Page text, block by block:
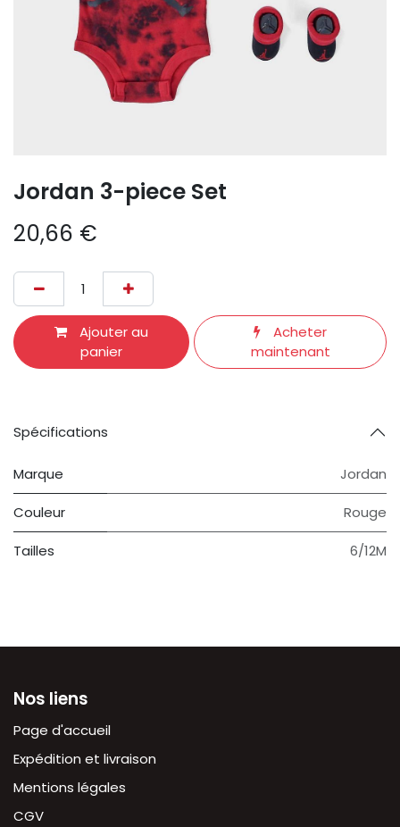
Jordan 3-piece Set
20,66 €
Ajouter au
panier
Acheter
maintenant
Spécifications
Marque Jordan
Couleur Rouge
Tailles 6/12M
Nos liens
Page d'accueil
Expédition et livraison
Mentions légales
CGV